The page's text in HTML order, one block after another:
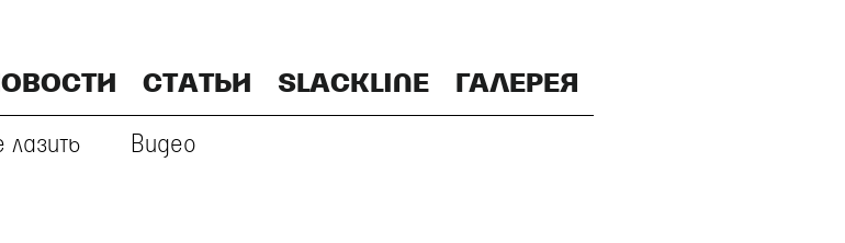
СТАТЬИ SLACKLINE ГАЛЕРЕЯ
лазить Видео